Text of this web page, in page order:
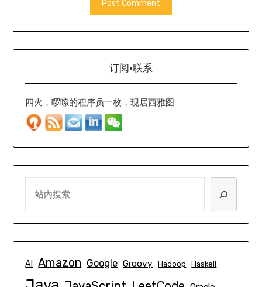
订阅·联系
四火，啰嗦的程序员一枚，现居西雅图
AI Amazon Google Groovy Hadoop Haskell